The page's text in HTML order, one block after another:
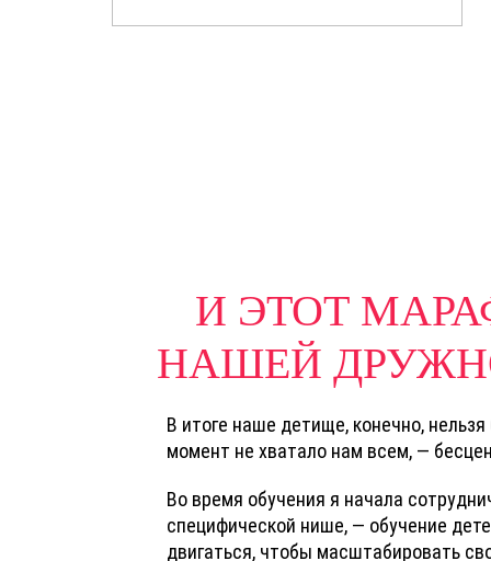
И ЭТОТ
НАШЕЙ
В итоге наше детище, конечно,
момент не хватало нам всем, —
Во время обучения я начала
специфической нише, — обучение
двигаться, чтобы масштабировать